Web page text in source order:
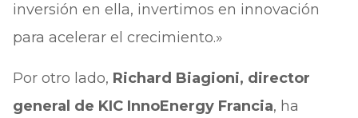
inversión en ella, invertimos en innovación
para acelerar el crecimiento.»
Por otro lado, Richard Biagioni, director
general de KIC InnoEnergy Francia, ha